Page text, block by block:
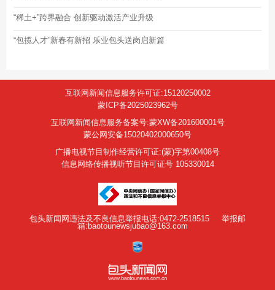
“稀土+”跨界融合 创新驱动激活产业升级
“包揽人才”新春有新招 乐业包头送岗启新篇
互联网新闻信息服务许可证:15120250002
蒙ICP备2025023962号
互联网新闻信息服务备案号:蒙XW备201600001号
蒙公网安备15020402000650号
广播电视节目制作经营许可证:(蒙)字第00408号
信息网络传播视听节目许可证号 105330014
包头新闻网违法及不良信息举报电话:0472-2518515
举报邮
箱:baotounewsjubao@163.com